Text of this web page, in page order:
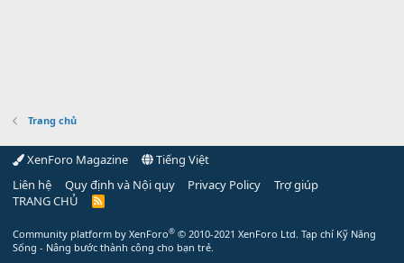
Trang chủ
XenForo Magazine
Tiếng Việt
Liên hệ
Quy định và Nội quy Privacy Policy
Trợ giúp
TRANG CHỦ
R
Community platform by XenForo® © 2010-2021 XenForo Ltd. Tạp chí Kỹ Năng
Sống - Nâng bước thành công cho bạn trẻ.